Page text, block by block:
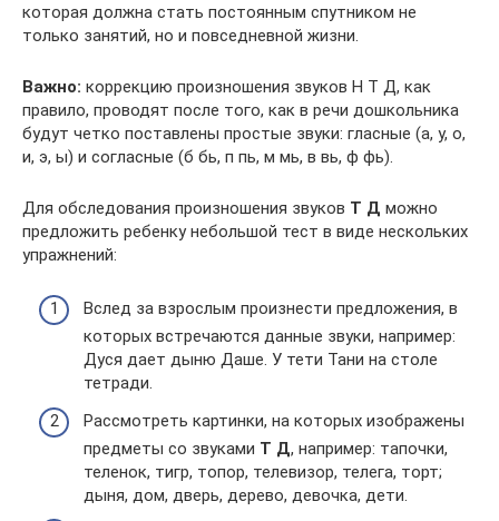
которая должна стать постоянным спутником не
только занятий, но и повседневной жизни.
Важно: коррекцию произношения звуков Н Т Д, как
правило, проводят после того, как в речи дошкольника
будут четко поставлены простые звуки: гласные (а, у, о,
и, э, ы) и согласные (б бь, п пь, м мь, в вь, ф фь).
Для обследования произношения звуков Т Д можно
предложить ребенку небольшой тест в виде нескольких
упражнений:
Вслед за взрослым произнести предложения, в
которых встречаются данные звуки, например:
Дуся дает дыню Даше. У тети Тани на столе
тетради.
Рассмотреть картинки, на которых изображены
предметы со звуками Т Д, например: тапочки,
теленок, тигр, топор, телевизор, телега, торт;
дыня, дом, дверь, дерево, девочка, дети.